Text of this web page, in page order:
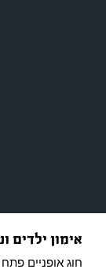
אימון ילדים
חוג אופניים